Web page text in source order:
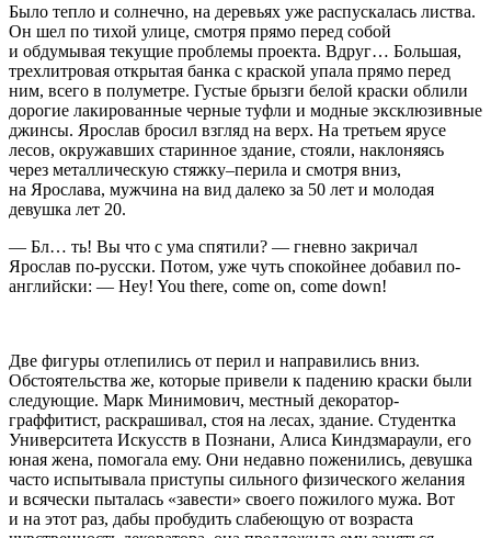
Было тепло и солнечно, на деревьях уже распускалась листва.
Он шел по тихой улице, смотря прямо перед собой
и обдумывая текущие проблемы проекта. Вдруг… Большая,
трехлитровая открытая банка с краской упала прямо перед
ним, всего в полуметре. Густые брызги белой краски облили
дорогие лакированные черные туфли и модные эксклюзивные
джинсы. Ярослав бросил взгляд на верх. На третьем ярусе
лесов, окружавших старинное здание, стояли, наклоняясь
через металлическую стяжку–перила и смотря вниз,
на Ярослава, мужчина на вид далеко за 50 лет и молодая
девушка лет 20.
— Бл… ть! Вы что с ума спятили? — гневно закричал
Ярослав по-русски. Потом, уже чуть спокойнее добавил по-
английски: — Hey! You there, come on, come down!
Две фигуры отлепились от перил и направились вниз.
Обстоятельства же, которые привели к падению краски были
следующие. Марк Минимович, местный декоратор-
граффитист, раскрашивал, стоя на лесах, здание. Студентка
Университета Искусств в Познани, Алиса Киндзмараули, его
юная жена, помогала ему. Они недавно поженились, девушка
часто испытывала приступы сильного физического желания
и всячески пыталась «завести» своего пожилого мужа. Вот
и на этот раз, дабы пробудить слабеющую от возраста